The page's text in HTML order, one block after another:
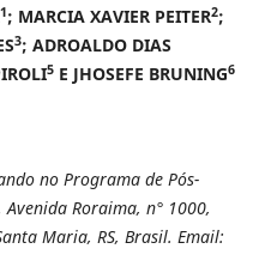
1; MARCIA XAVIER PEITER2;
3; ADROALDO DIAS
5E JHOSEFE BRUNING6
no Programa de Pós-
Roraima, n° 1000,
Maria, RS, Brasil. Email: